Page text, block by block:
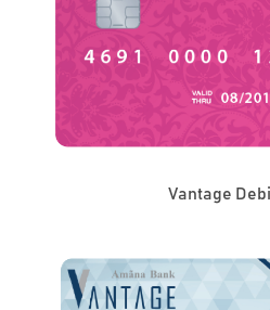
Vantage